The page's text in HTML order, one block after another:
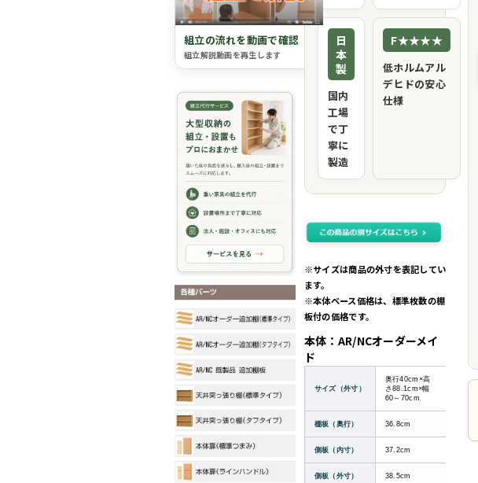
組立の流れを動画で確認
組立解説動画を再生します
日
本
製
国内
工場
で丁
寧に
製造
F★★★★
低ホルムアル
デヒドの安心
仕様
※サイズは商品の外寸を表記してい
ます。
※本体ベース価格は、標準枚数の棚
板付の価格です。
本体：AR/NCオーダーメイ
ド
サイズ（外寸）
奥行40cm×高
さ88.1cm×幅
60～70cm
棚板（奥行） 36.8cm
側板（内寸） 37.2cm
側板（外寸） 38.5cm